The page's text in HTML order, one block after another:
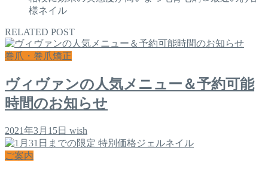
様ネイル
RELATED POST
巻爪・巻爪矯正
ヴィヴァンの人気メニュー＆予約可能
時間のお知らせ
2021年3月15日 wish
ご案内